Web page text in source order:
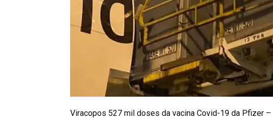
Viracopos 527 mil doses da vacina Covid-19 da Pfizer –